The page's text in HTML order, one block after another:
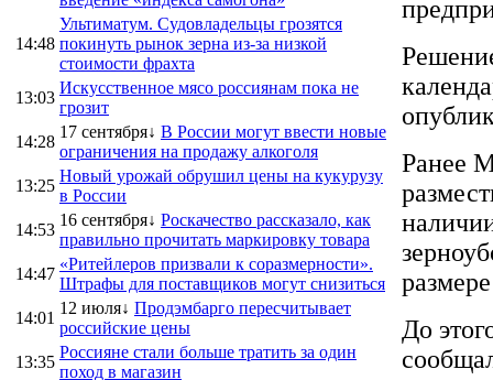
14:48
Ультиматум. Судовладельцы грозятся
покинуть рынок зерна из-за низкой
стоимости фрахта
13:03
Искусственное мясо россиянам пока не
грозит
14:28
17 сентября↓ В России могут ввести новые
ограничения на продажу алкоголя
13:25
Новый урожай обрушил цены на кукурузу
в России
14:53
16 сентября↓ Роскачество рассказало, как
правильно прочитать маркировку товара
14:47
«Ритейлеров призвали к соразмерности».
Штрафы для поставщиков могут снизиться
14:01
12 июля↓ Продэмбарго пересчитывает
российские цены
13:35
Россияне стали больше тратить за один
поход в магазин
Ранее
До